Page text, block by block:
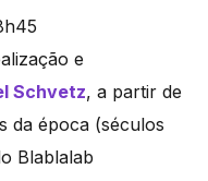
e
Schvetz, a partir de
da época (séculos
Blablalab